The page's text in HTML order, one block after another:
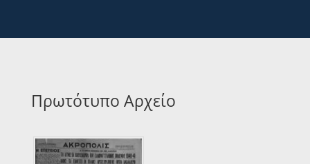
Πρωτότυπο Αρχείο